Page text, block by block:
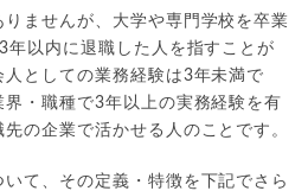
ませんが、大学や専門学校を卒業
年以内に退職した人を指すことが
としての業務経験は3年未満で
・職種で3年以上の実務経験を有
の企業で活かせる人のことです。
て、その定義・特徴を下記でさら